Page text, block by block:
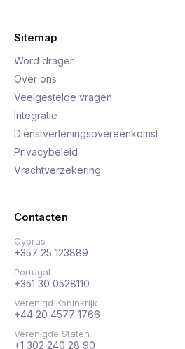
Sitemap
Word drager
Over ons
Veelgestelde vragen
Integratie
Dienstverleningsovereenkomst
Privacybeleid
Vrachtverzekering
Contacten
Cyprus
+357 25 123889
Portugal
+351 30 0528110
Verenigd Koninkrijk
+44 20 4577 1766
Verenigde Staten
+1 302 240 28 90